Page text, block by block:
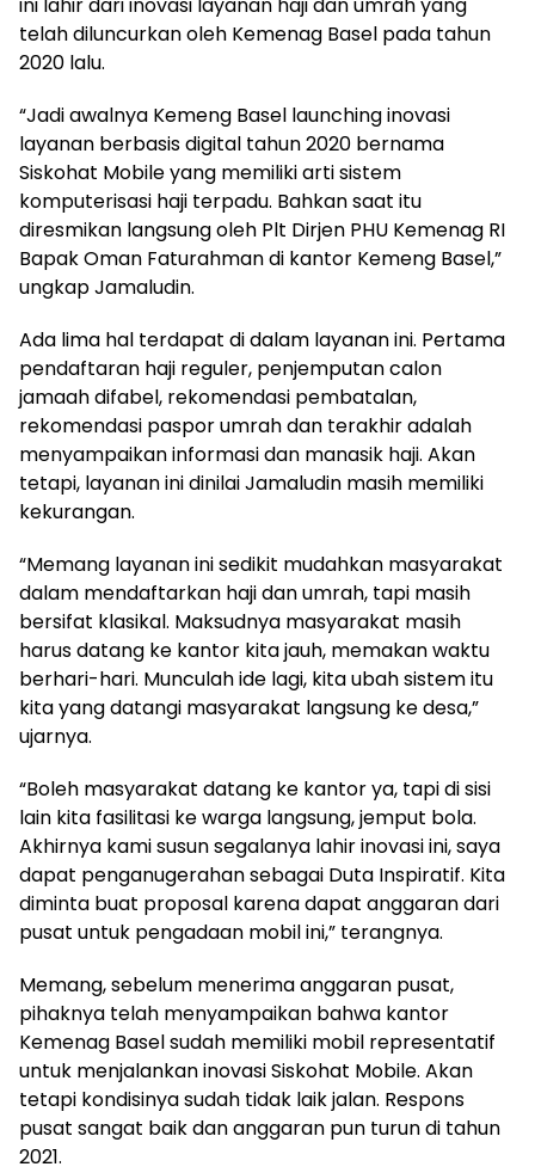
ini lahir dari inovasi layanan haji dan umrah yang
telah diluncurkan oleh Kemenag Basel pada tahun
2020 lalu.
“Jadi awalnya Kemeng Basel launching inovasi
layanan berbasis digital tahun 2020 bernama
Siskohat Mobile yang memiliki arti sistem
komputerisasi haji terpadu. Bahkan saat itu
diresmikan langsung oleh Plt Dirjen PHU Kemenag RI
Bapak Oman Faturahman di kantor Kemeng Basel,”
ungkap Jamaludin.
Ada lima hal terdapat di dalam layanan ini. Pertama
pendaftaran haji reguler, penjemputan calon
jamaah difabel, rekomendasi pembatalan,
rekomendasi paspor umrah dan terakhir adalah
menyampaikan informasi dan manasik haji. Akan
tetapi, layanan ini dinilai Jamaludin masih memiliki
kekurangan.
“Memang layanan ini sedikit mudahkan masyarakat
dalam mendaftarkan haji dan umrah, tapi masih
bersifat klasikal. Maksudnya masyarakat masih
harus datang ke kantor kita jauh, memakan waktu
berhari-hari. Munculah ide lagi, kita ubah sistem itu
kita yang datangi masyarakat langsung ke desa,”
ujarnya.
“Boleh masyarakat datang ke kantor ya, tapi di sisi
lain kita fasilitasi ke warga langsung, jemput bola.
Akhirnya kami susun segalanya lahir inovasi ini, saya
dapat penganugerahan sebagai Duta Inspiratif. Kita
diminta buat proposal karena dapat anggaran dari
pusat untuk pengadaan mobil ini,” terangnya.
Memang, sebelum menerima anggaran pusat,
pihaknya telah menyampaikan bahwa kantor
Kemenag Basel sudah memiliki mobil representatif
untuk menjalankan inovasi Siskohat Mobile. Akan
tetapi kondisinya sudah tidak laik jalan. Respons
pusat sangat baik dan anggaran pun turun di tahun
2021.